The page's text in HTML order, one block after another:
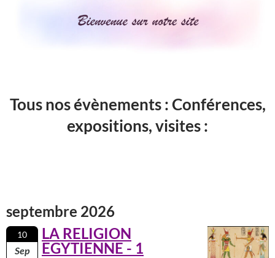
Tous nos évènements :Conférences,
expositions, visites:
septembre 2026
10
Sep
LA RELIGION
EGYTIENNE - 1